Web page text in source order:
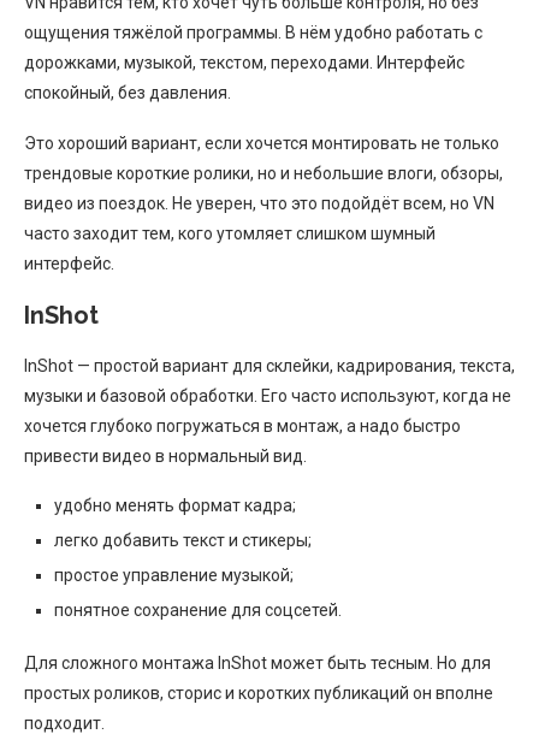
ощущения тяжёлой программы. В нём удобно работать с
дорожками, музыкой, текстом, переходами. Интерфейс
спокойный, без давления.
Это хороший вариант, если хочется монтировать не только
трендовые короткие ролики, но и небольшие влоги, обзоры,
видео из поездок. Не уверен, что это подойдёт всем, но VN
часто заходит тем, кого утомляет слишком шумный
интерфейс.
InShot
InShot — простой вариант для склейки, кадрирования, текста,
музыки и базовой обработки. Его часто используют, когда не
хочется глубоко погружаться в монтаж, а надо быстро
привести видео в нормальный вид.
удобно менять формат кадра;
легко добавить текст и стикеры;
простое управление музыкой;
понятное сохранение для соцсетей.
Для сложного монтажа InShot может быть тесным. Но для
простых роликов, сторис и коротких публикаций он вполне
подходит.